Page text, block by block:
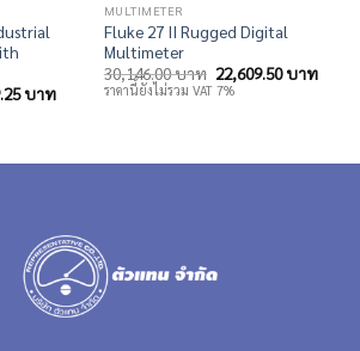
บาทCurrent
price
MULTIMETER
Fluke 27 II Rugged Digital
Multimeter
30,146.00บาท Original
price
was:
22,609.50บาท
price
ราคานี้ยังไม่รวม VAT 7%